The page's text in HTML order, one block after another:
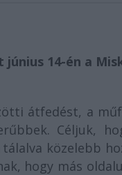
14-én a
átfedést, a
Céljuk,
közelebb
hogy más